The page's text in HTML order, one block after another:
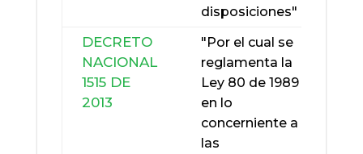
disposiciones"
DECRETO
NACIONAL
1515 DE
2013
"Por el cual se
reglamenta la
Ley 80 de 1989
en lo
concerniente a
las